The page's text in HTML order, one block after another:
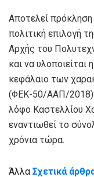
Αποτελεί πρόκληση
πολιτική επιλογή
Αρχής του
και να
κεφάλαιο των
(ΦΕΚ-50/ΑΑΠ/2018)
λόφο Καστελλίου
εναντιωθεί το
χρόνια τώρα.
Άλλα Σχετικά